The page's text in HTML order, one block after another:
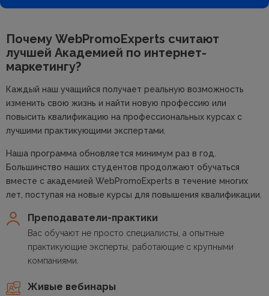
Почему WebPromoExperts считают
лучшей Академией по интернет-
маркетингу?
Каждый наш учащийся получает реальную возможность
изменить свою жизнь и найти новую профессию или
повысить квалификацию на профессиональных курсах с
лучшими практикующими экспертами.
Наша программа обновляется минимум раз в год.
Большинство наших студентов продолжают обучаться
вместе с академией WebPromoExperts в течение многих
лет, поступая на новые курсы для повышения квалификации.
Преподаватели-практики
Вас обучают не просто специалисты, а опытные
практикующие эксперты, работающие с крупными
компаниями.
Живые вебинары